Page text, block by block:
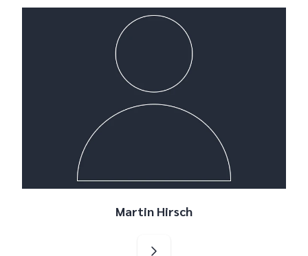
Martin Hirsch